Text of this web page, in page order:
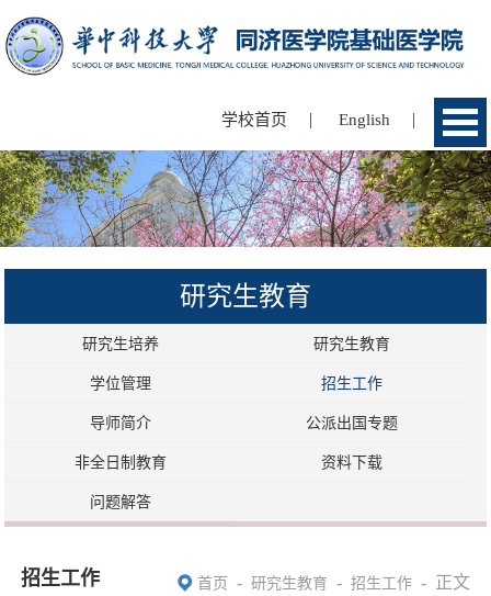
学校首页 | English |
研究生教育
研究生培养 研究生教育
学位管理 招生工作
导师简介 公派出国专题
非全日制教育 资料下载
问题解答
招生工作 首页 - 研究生教育 - 招生工作 - 正文